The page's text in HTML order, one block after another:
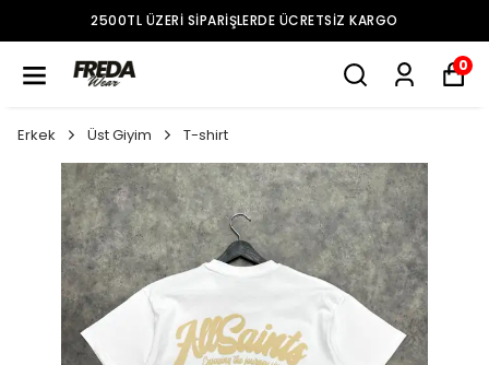
2500TL ÜZERI SIPARIŞLERDE ÜCRETSIZ KARGO
0
Erkek Üst Giyim T-shirt